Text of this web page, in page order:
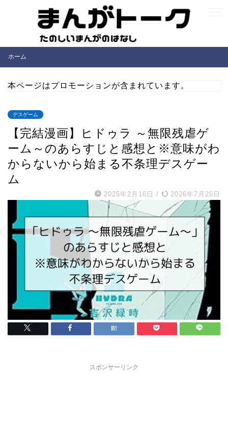
ホーム
本ページはプロモーションが含まれています。
デスゲーム
【完結漫画】ヒドゥラ ～無限残虐ゲ
ーム～のあらすじと感想と※意味がわ
からないから始まる不条理デスゲー
ム
2025年2月16日 / 2026年7月26日
スポンサーリンク